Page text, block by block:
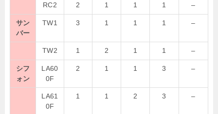
RC2 2 1 1 1 –
サン
バー
TW1 3 1 1 1 –
TW2 1 2 1 1 –
シフ
ォン
LA60
0F
2 1 1 3 –
LA61
0F
1 1 2 3 –